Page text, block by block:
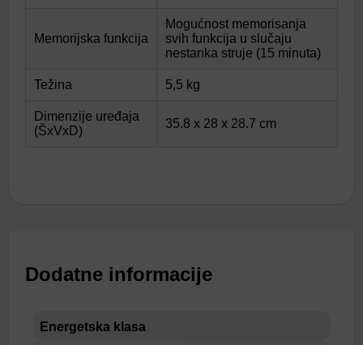
Memorijska funkcija
Mogućnost memorisanja
svih funkcija u slučaju
nestanka struje (15 minuta)
Težina 5,5 kg
Dimenzije uređaja
(ŠxVxD)
35.8 x 28 x 28.7 cm
Dodatne informacije
Energetska klasa